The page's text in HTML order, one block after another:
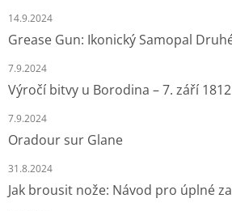
14.9.2024
Grease Gun: Ikonický Samopal
7.9.2024
Výročí bitvy u Borodina – 7. září 1812
7.9.2024
Oradour sur Glane
31.8.2024
Jak brousit nože: Návod pro úplné